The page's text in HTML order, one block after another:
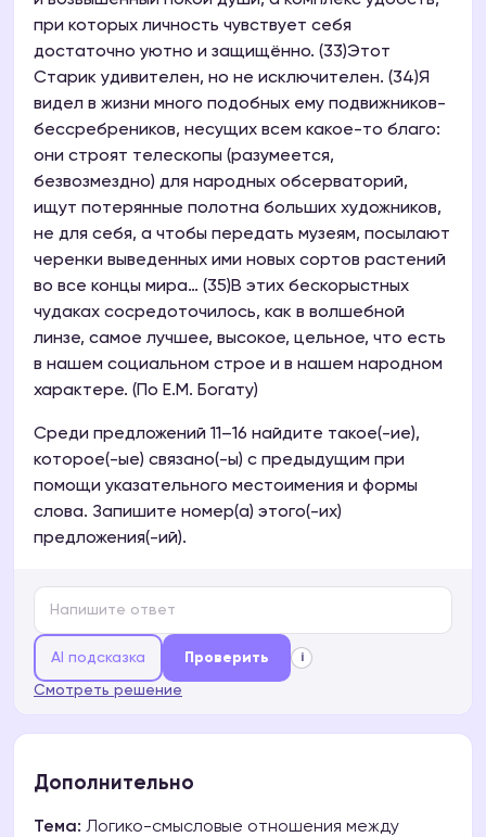
при которых личность чувствует себя
достаточно уютно и защищённо. (33)Этот
Старик удивителен, но не исключителен. (34)Я
видел в жизни много подобных ему подвижников-
бессребреников, несущих всем какое-то благо:
они строят телескопы (разумеется,
безвозмездно) для народных обсерваторий,
ищут потерянные полотна больших художников,
не для себя, а чтобы передать музеям, посылают
черенки выведенных ими новых сортов растений
во все концы мира… (35)В этих бескорыстных
чудаках сосредоточилось, как в волшебной
линзе, самое лучшее, высокое, цельное, что есть
в нашем социальном строе и в нашем народном
характере. (По Е.М. Богату)
Среди предложений 11–16 найдите такое(-ие),
которое(-ые) связано(-ы) с предыдущим при
помощи указательного местоимения и формы
слова. Запишите номер(а) этого(-их)
предложения(-ий).
AI подсказка Проверить i
Смотреть решение
Дополнительно
Тема: Логико-смысловые отношения между